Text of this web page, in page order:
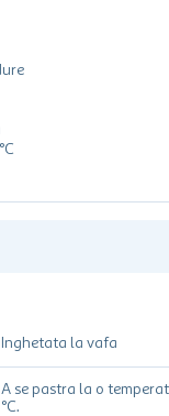
Inghetata la vafa
A se pastra la o
°C.